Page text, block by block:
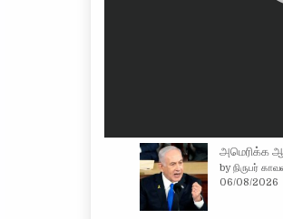
அமெரிக்க
by நிருபர்
06/08/2026